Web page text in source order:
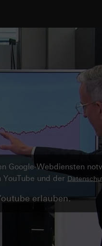
Google-Webdiensten
YouTube und der
erlauben.